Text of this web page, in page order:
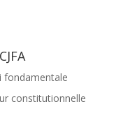
fondamentale
constitutionnelle